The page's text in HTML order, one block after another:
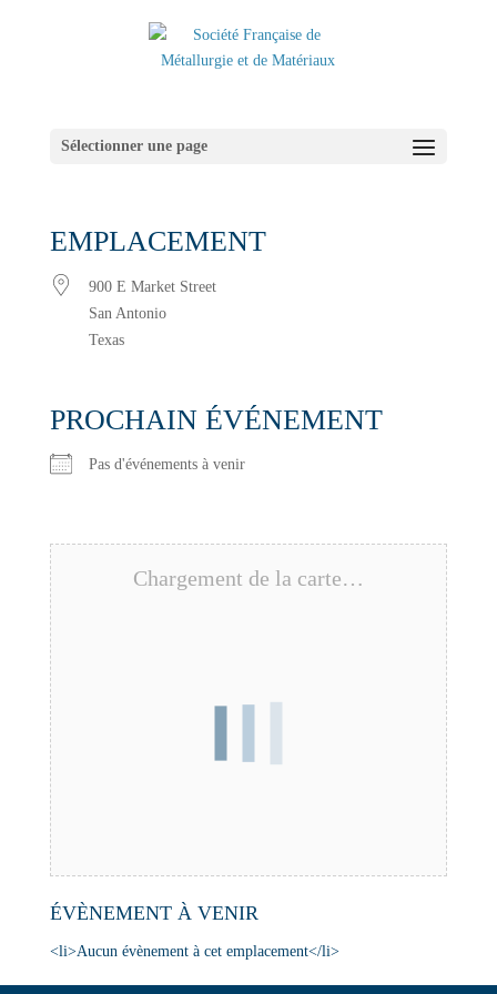
Sélectionner une page
EMPLACEMENT
900 E Market Street
San Antonio
Texas
PROCHAIN ÉVÉNEMENT
Pas d'événements à venir
Chargement de la carte…
ÉVÈNEMENT À VENIR
<li>Aucun évènement à cet emplacement</li>